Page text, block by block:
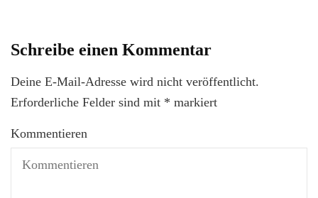
Schreibe einen Kommentar
Deine E-Mail-Adresse wird nicht veröffentlicht.
Erforderliche Felder sind mit * markiert
Kommentieren